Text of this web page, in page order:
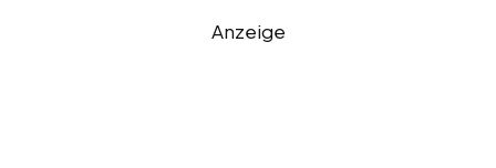
Anzeige